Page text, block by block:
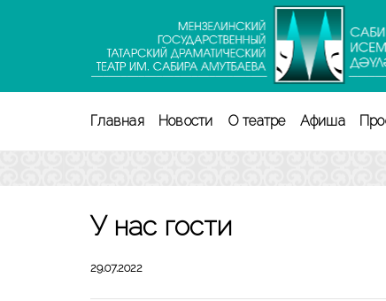
Enter)
Главная Новости О театре Афиша
У нас гости
29.07.2022